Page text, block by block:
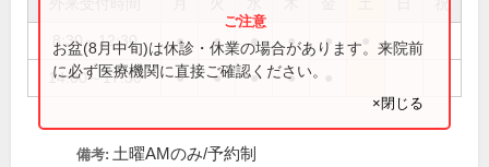
8:30～12:30 ● ● ● ● ●
14:00～17:30 ● ● ● ●
お盆(8月中旬)は休診・休業の場合があります。来院前
に必ず医療機関に直接ご確認ください。
×閉じる
備考: 土曜AMのみ/予約制